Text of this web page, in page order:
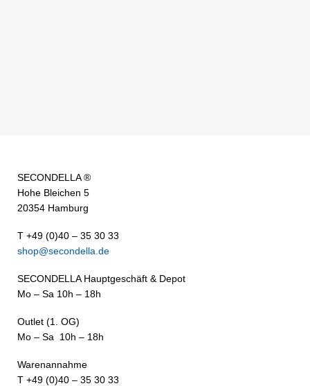
SECONDELLA ®
Hohe Bleichen 5
20354 Hamburg
T +49 (0)40 – 35 30 33
shop@secondella.de
SECONDELLA Hauptgeschäft & Depot
Mo – Sa 10h – 18h
Outlet (1. OG)
Mo – Sa 10h – 18h
Warenannahme
T +49 (0)40 – 35 30 33